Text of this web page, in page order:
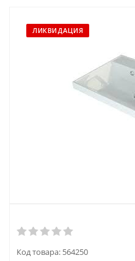
ЛИКВИДАЦИЯ
Код товара: 564250